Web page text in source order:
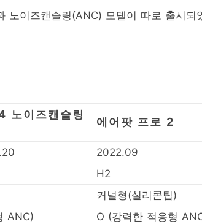
노이즈캔슬링(ANC) 모델이 따로 출시되
노이즈캔슬링
에어팟 프로 2
2022.09
H2
커널형(실리콘팁)
ANC)
O (강력한 적응형